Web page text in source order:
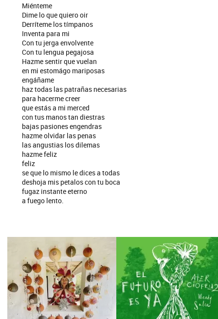
Miénteme
Dime lo que quiero oir
Derríteme los tímpanos
Inventa para mi
Con tu jerga envolvente
Con tu lengua pegajosa
Hazme sentir que vuelan
en mi estomágo mariposas
engáñame
haz todas las patrañas necesarias
para hacerme creer
que estás a mi merced
con tus manos tan diestras
bajas pasiones engendras
hazme olvidar las penas
las angustias los dilemas
hazme feliz
feliz
se que lo mismo le dices a todas
deshoja mis petalos con tu boca
fugaz instante eterno
a fuego lento.